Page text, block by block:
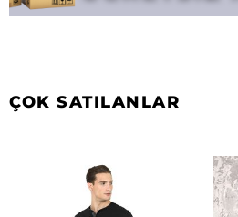
ÇOK SATILANLAR